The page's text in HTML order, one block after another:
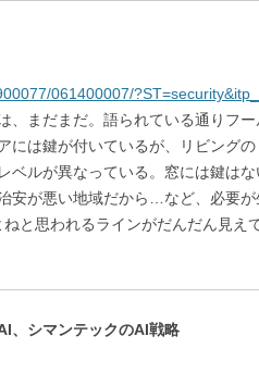
061400007/
まだまだ。語られている通りフー
には鍵が付いているが、リビング
ルが異なっている。窓には鍵は
安が悪い地域だから…など、必要が
と思われるラインがだんだん見え
、シマンテックのAI戦略